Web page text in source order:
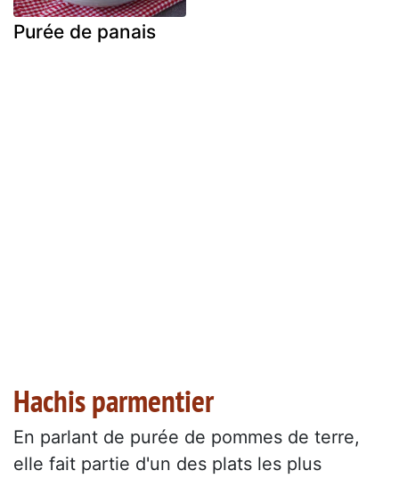
Purée de panais
Hachis parmentier
En parlant de purée de pommes de terre,
elle fait partie d'un des plats les plus